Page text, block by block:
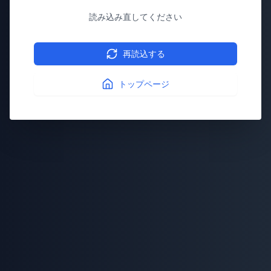
読み込み直してください
再読込する
トップページ